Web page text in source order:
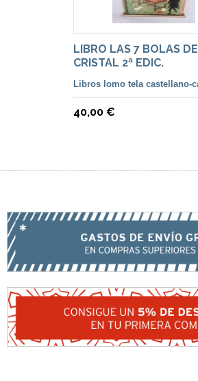
LIBRO LAS 7 BOLAS DE
CRISTAL 2ª EDIC.
INGLÉS (RARO)
40,00 €